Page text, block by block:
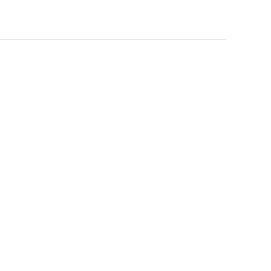
stehen dir neun, bei den konventionellen
One mit hydraulischen Scheibenbremsen. Diese
One schon alle wichtigen Anbauteile dabei. Die
Gepäckträger kannst du alle Besorgungen leicht
lange Touren nutzen. Egal ob auf befestigten oder